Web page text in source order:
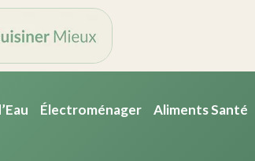
Électroménager Aliments Santé